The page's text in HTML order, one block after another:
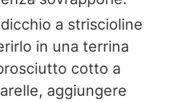
a striscioline
in una terrina
cotto a
aggiungere